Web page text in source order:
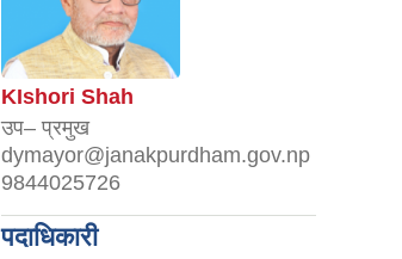
KIshori Shah
उप– प्रमुख
dymayor@janakpurdham.gov.np
9844025726
पदाधिकारी